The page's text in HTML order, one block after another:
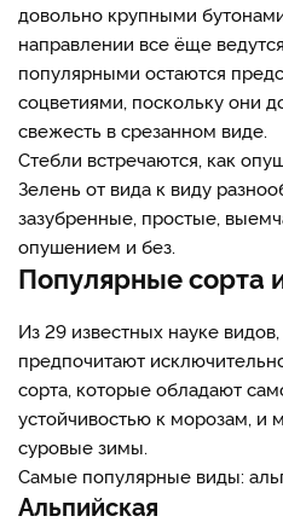
довольно крупными
направлении все ёще
популярными остаются
соцветиями, поскольку они
свежесть в срезанном виде.
Стебли встречаются, как
Зелень от вида к виду
зазубренные, простые,
опушением и без.
Популярные сорта
Из 29 известных науке
предпочитают
сорта, которые обладают
устойчивостью к морозам, и
суровые зимы.
Самые популярные виды:
Альпийская